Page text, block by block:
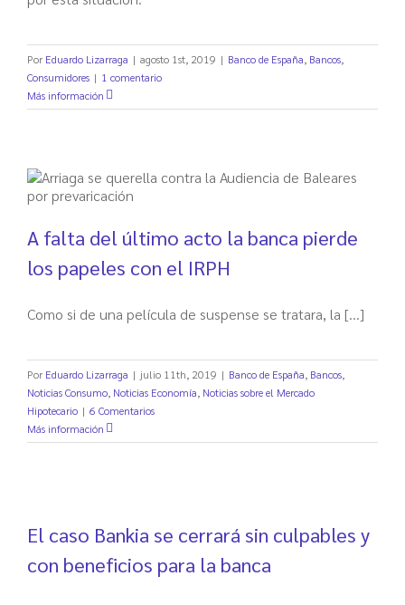
Por Eduardo Lizarraga | agosto 1st, 2019 | Banco de España Bancos
Consumidores | 1 comentario
Más información
A falta del último acto la banca pierde
los papeles con el IRPH
Como si de una película de suspense se tratara, la [...]
Por Eduardo Lizarraga | julio 11th, 2019 | Banco de España Bancos
Noticias Consumo Noticias Economía Noticias sobre el Mercado
Hipotecario | 6 Comentarios
Más información
El caso Bankia se cerrará sin culpables y
con beneficios para la banca